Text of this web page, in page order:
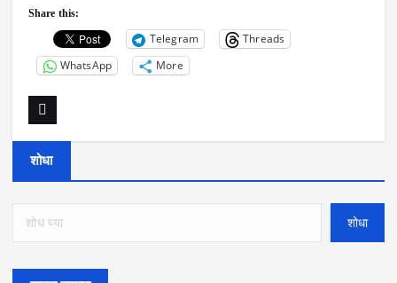
Share this:
Telegram
Threads
WhatsApp
More
शोधा
शोधा